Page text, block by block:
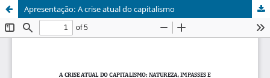
Apresentação: A crise atual do capitalismo